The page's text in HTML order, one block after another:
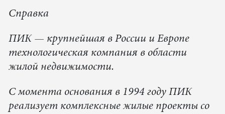
Справка
ПИК — крупнейшая в России и Европе
технологическая компания в области
жилой недвижимости.
С момента основания в 1994 году ПИК
реализует комплексные жилые проекты со